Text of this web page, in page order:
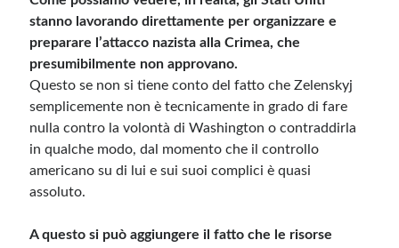
stanno lavorando direttamente per organizzare e
preparare l’attacco nazista alla Crimea, che
presumibilmente non approvano.
Questo se non si tiene conto del fatto che Zelenskyj
semplicemente non è tecnicamente in grado di fare
nulla contro la volontà di Washington o contraddirla
in qualche modo, dal momento che il controllo
americano su di lui e sui suoi complici è quasi
assoluto.
A questo si può aggiungere il fatto che le risorse